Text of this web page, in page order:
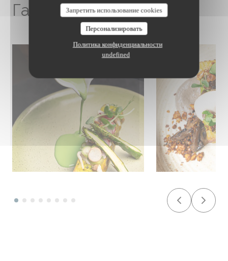
Запретить использование cookies
Персонализировать
Политика конфиденциальности
undefined
Галерея изображений